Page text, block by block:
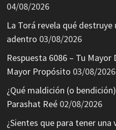
04/08/2026
La Torá revela qué
adentro 03/08/2026
Respuesta 6086 – Tu Mayor
Mayor Propósito 03/08/2026
¿Qué maldición (o
Parashat Reé 02/08/2026
¿Sientes que para tener